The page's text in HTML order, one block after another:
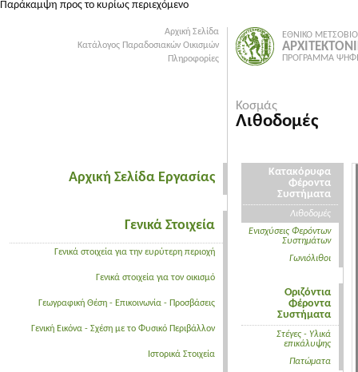
Παράκαμψη προς το κυρίως περιεχόμενο
Αρχική Σελίδα
Κατάλογος Παραδοσιακών Οικισμών
Πληροφορίες
Αρχική Σελίδα Εργασίας
Γενικά Στοιχεία
Γενικά στοιχεία για την ευρύτερη περιοχή
Γενικά στοιχεία για τον οικισμό
Γεωγραφική Θέση - Επικοινωνία - Προσβάσεις
Γενική Εικόνα - Σχέση με το Φυσικό Περιβάλλον
Ιστορικά Στοιχεία
ΕΘΝΙΚΟ
ΠΡΟΓΡΑΜΜΑ
Κοσμάς
Λιθοδομές
Κατακόρυφα
Φέροντα
Συστήματα
Λιθοδομές
Ενισχύσεις Φερόντων
Συστημάτων
Γωνιόλιθοι
Οριζόντια
Φέροντα
Συστήματα
Στέγες - Υλικά
επικάλυψης
Πατώματα